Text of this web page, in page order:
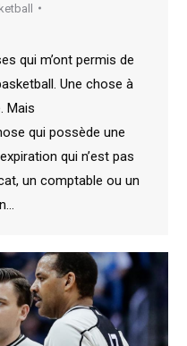
qui m’ont permis de
Une chose à
Mais
qui possède une
qui n’est pas
un comptable ou un